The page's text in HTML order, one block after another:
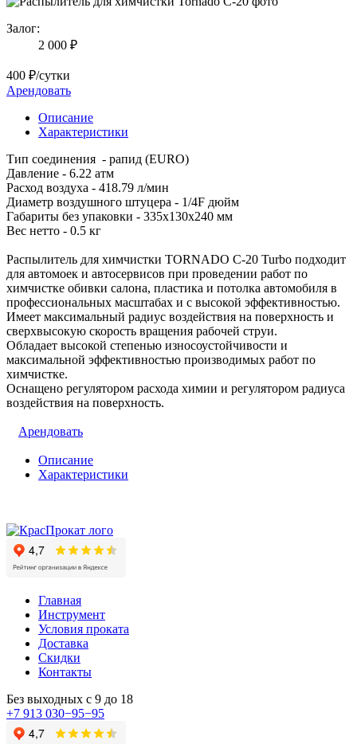
Залог:
2 000 ₽
400 ₽/сутки
Арендовать
Описание
Характеристики
Тип соединения - рапид (EURO)
Давление - 6.22 атм
Расход воздуха - 418.79 л/мин
Диаметр воздушного штуцера - 1/4F дюйм
Габариты без упаковки - 335х130х240 мм
Вес нетто - 0.5 кг
Распылитель для химчистки TORNADO С-20 Turbo подходит
для автомоек и автосервисов при проведении работ по
химчистке обивки салона, пластика и потолка автомобиля в
профессиональных масштабах и с высокой эффективностью.
Имеет максимальный радиус воздействия на поверхность и
сверхвысокую скорость вращения рабочей струи.
Обладает высокой степенью износоустойчивости и
максимальной эффективностью производимых работ по
химчистке.
Оснащено регулятором расхода химии и регулятором радиуса
воздействия на поверхность.
Арендовать
Описание
Характеристики
Главная
Инструмент
Условия проката
Доставка
Скидки
Контакты
Без выходных с 9 до 18
+7 913 030−95−95